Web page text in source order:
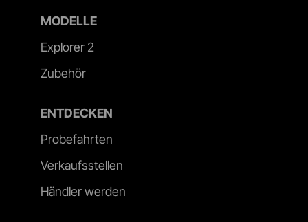
MODELLE
Explorer 2
Zubehör
ENTDECKEN
Probefahrten
Verkaufsstellen
Händler werden